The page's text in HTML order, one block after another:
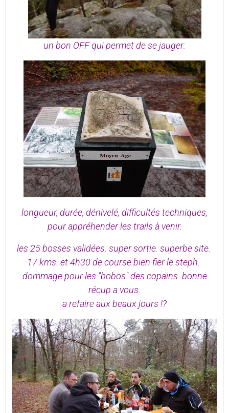
un bon OFF qui permet de se jauger:
longueur, durée, dénivelé, difficultés techniques,
pour appréhender les trails à venir.
les 25 bosses validées. super sortie. superbe site.
17 kms. et 4h30 de course.bien fier le steph.
dommage pour les "bobos" des copains. bonne
récup a vous.
a refaire aux beaux jours !?